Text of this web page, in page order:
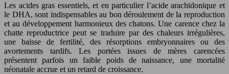
Les acides gras essentiels, et en particulier l’acide arachidonique et
le DHA, sont indispensables au bon déroulement de la reproduction
et au développement harmonieux des chatons. Une carence chez la
chatte reproductrice peut se traduire par des chaleurs irrégulières,
une baisse de fertilité, des résorptions embryonnaires ou des
avortements tardifs. Les portées issues de mères carencées
présentent parfois un faible poids de naissance, une mortalité
néonatale accrue et un retard de croissance.